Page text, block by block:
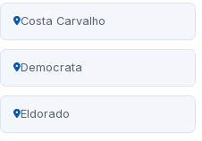
Costa Carvalho
Democrata
Eldorado